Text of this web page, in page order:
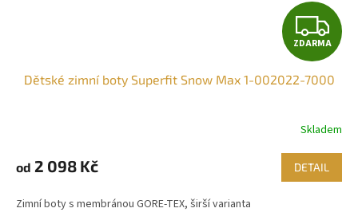
Z
D
A
R
M
A
ZDARMA
Dětské zimní boty Superfit Snow Max 1-002022-7000
Skladem
od 2 098 Kč DETAIL
Zimní boty s membránou GORE-TEX, širší varianta